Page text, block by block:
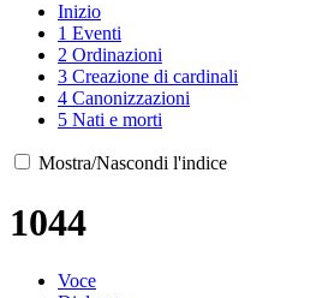
Inizio
1 Eventi
2 Ordinazioni
3 Creazione di cardinali
4 Canonizzazioni
5 Nati e morti
Mostra/Nascondi l'indice
1044
Voce